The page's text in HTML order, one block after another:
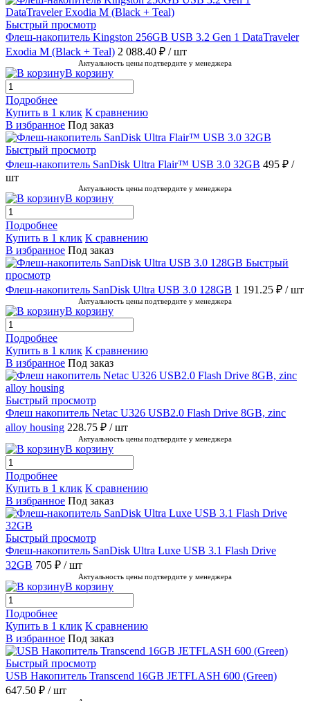
Быстрый просмотр
Флеш-накопитель Kingston 256GB USB 3.2 Gen 1 DataTraveler
Exodia M (Black + Teal) 2 088.40 ₽ / шт
Актуальность цены подтвердите у менеджера
В корзину
Подробнее
Купить в 1 клик К сравнению
В избранное Под заказ
Быстрый просмотр
Флеш-накопитель SanDisk Ultra Flair™ USB 3.0 32GB 495 ₽ /
шт
Актуальность цены подтвердите у менеджера
В корзину
Подробнее
Купить в 1 клик К сравнению
В избранное Под заказ
Быстрый
просмотр
Флеш-накопитель SanDisk Ultra USB 3.0 128GB 1 191.25 ₽ / шт
Актуальность цены подтвердите у менеджера
В корзину
Подробнее
Купить в 1 клик К сравнению
В избранное Под заказ
Быстрый просмотр
Флеш накопитель Netac U326 USB2.0 Flash Drive 8GB, zinc
alloy housing 228.75 ₽ / шт
Актуальность цены подтвердите у менеджера
В корзину
Подробнее
Купить в 1 клик К сравнению
В избранное Под заказ
Быстрый просмотр
Флеш-накопитель SanDisk Ultra Luxe USB 3.1 Flash Drive
32GB 705 ₽ / шт
Актуальность цены подтвердите у менеджера
В корзину
Подробнее
Купить в 1 клик К сравнению
В избранное Под заказ
Быстрый просмотр
USB Накопитель Transcend 16GB JETFLASH 600 (Green)
647.50 ₽ / шт